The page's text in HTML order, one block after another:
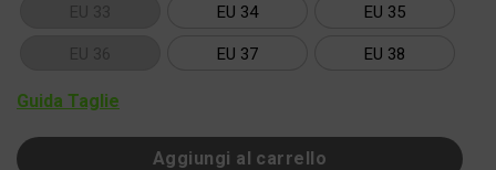
EU 34 EU 35
EU 37 EU 38
Guida Taglie
Aggiungi al carrello